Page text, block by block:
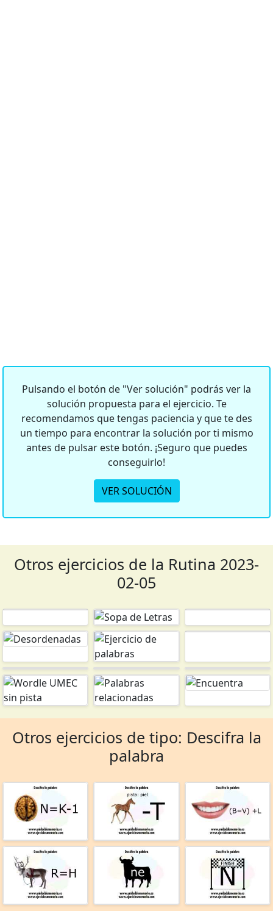
Pulsando el botón de "Ver solución" podrás ver la
solución propuesta para el ejercicio. Te
recomendamos que tengas paciencia y que te des
un tiempo para encontrar la solución por ti mismo
antes de pulsar este botón. ¡Seguro que puedes
conseguirlo!
VER SOLUCIÓN
Otros ejercicios de la Rutina 2023-
02-05
Otros ejercicios de tipo: Descifra la
palabra